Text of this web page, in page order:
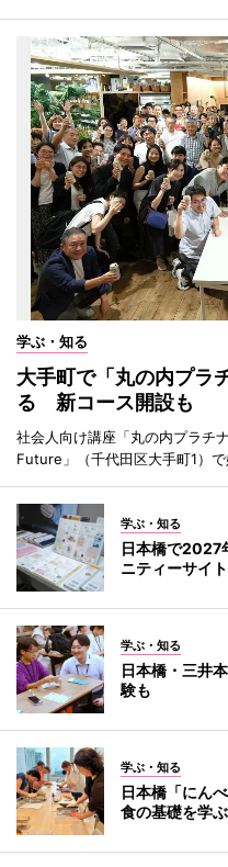
学ぶ・知る
大手町で「丸の内プラ
る 新コース開設も
社会人向け講座「丸の内プラチ
Future」（千代田区大手町1）で
学ぶ・知る
日本橋で2027
ニティーサイ
学ぶ・知る
日本橋・三井
験も
学ぶ・知る
日本橋「にん
食の基礎を学ぶ